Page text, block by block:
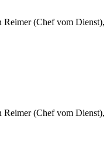
Reimer (Chef vom Dienst),
Reimer (Chef vom Dienst),